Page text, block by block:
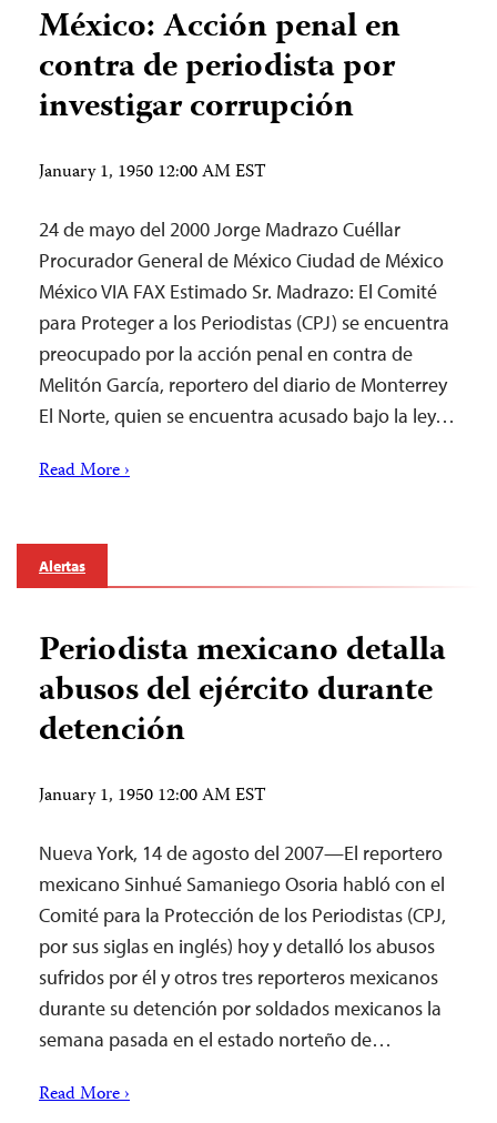
México: Acción penal en
contra de periodista por
investigar corrupción
January 1, 1950 12:00 AM EST
24 de mayo del 2000 Jorge Madrazo Cuéllar
Procurador General de México Ciudad de México
México VIA FAX Estimado Sr. Madrazo: El Comité
para Proteger a los Periodistas (CPJ) se encuentra
preocupado por la acción penal en contra de
Melitón García, reportero del diario de Monterrey
El Norte, quien se encuentra acusado bajo la ley…
Read More ›
Alertas
Periodista mexicano detalla
abusos del ejército durante
detención
January 1, 1950 12:00 AM EST
Nueva York, 14 de agosto del 2007—El reportero
mexicano Sinhué Samaniego Osoria habló con el
Comité para la Protección de los Periodistas (CPJ,
por sus siglas en inglés) hoy y detalló los abusos
sufridos por él y otros tres reporteros mexicanos
durante su detención por soldados mexicanos la
semana pasada en el estado norteño de…
Read More ›